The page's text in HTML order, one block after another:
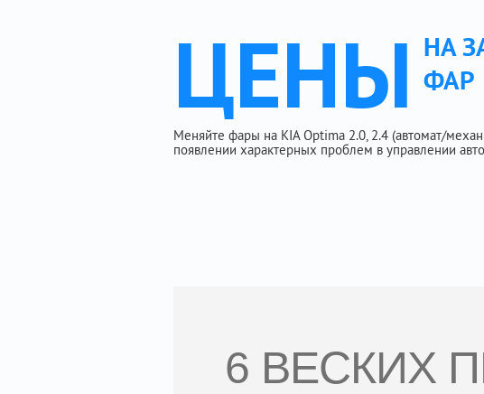
ЦЕНЫ НА
ФАР
Меняйте фары на KIA Optima 2.0, 2.4 (автомат/
появлении характерных проблем в управлении
6 ВЕСКИХ